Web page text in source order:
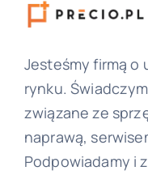
Jesteśmy firmą o
rynku.
związane ze
naprawą,
Podpowiadamy i